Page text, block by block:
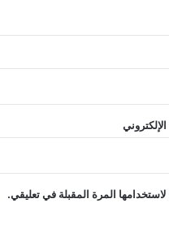
المرة المقبلة في تعليقي.